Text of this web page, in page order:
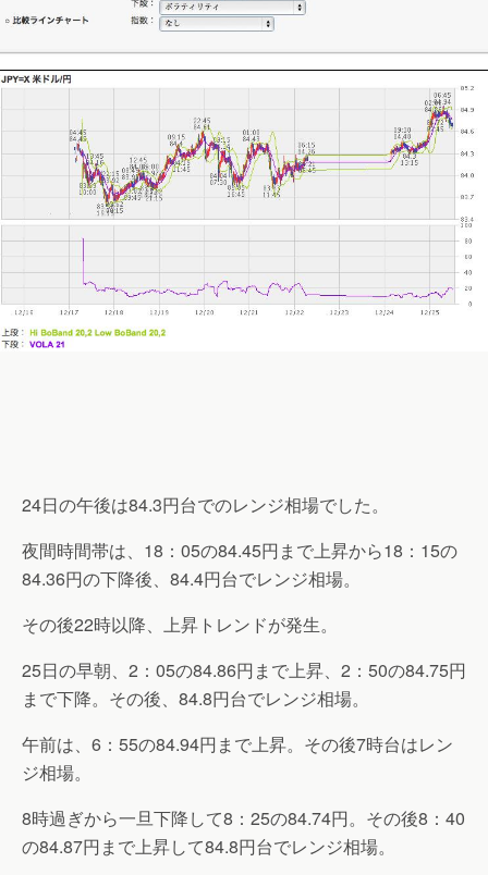
24日の午後は84.3円台でのレンジ相場でした。
夜間時間帯は、18：05の84.45円まで上昇から18：15の
84.36円の下降後、84.4円台でレンジ相場。
その後22時以降、上昇トレンドが発生。
25日の早朝、2：05の84.86円まで上昇、2：50の84.75円
まで下降。その後、84.8円台でレンジ相場。
午前は、6：55の84.94円まで上昇。その後7時台はレン
ジ相場。
8時過ぎから一旦下降して8：25の84.74円。その後8：40
の84.87円まで上昇して84.8円台でレンジ相場。